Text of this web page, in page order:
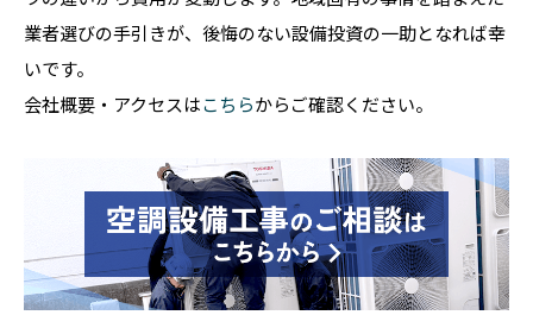
業者選びの手引きが、後悔のない設備投資の一助となれば幸
いです。
会社概要・アクセスはこちらからご確認ください。